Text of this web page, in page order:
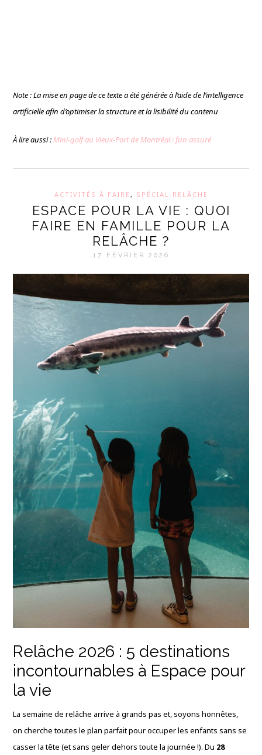
Note : La mise en page de ce texte a été générée à l’aide de l’intelligence
artificielle afin d’optimiser la structure et la lisibilité du contenu
À lire aussi :Mini-golf au Vieux-Port de Montréal : fun assuré
ACTIVITÉS À FAIRE , SPÉCIAL RELÂCHE
ESPACE POUR LA VIE : QUOI
FAIRE EN FAMILLE POUR LA
RELÂCHE ?
17 FÉVRIER 2026
Relâche 2026 : 5 destinations
incontournables à Espace pour
la vie
La semaine de relâche arrive à grands pas et, soyons honnêtes,
on cherche toutes le plan parfait pour occuper les enfants sans se
casser la tête (et sans geler dehors toute la journée !). Du 28